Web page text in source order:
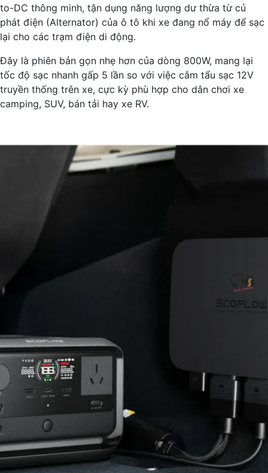
to-DC thông minh, tận dụng năng lượng dư thừa từ củ
phát điện (Alternator) của ô tô khi xe đang nổ máy để sạc
lại cho các trạm điện di động.
Đây là phiên bản gọn nhẹ hơn của dòng 800W, mang lại
tốc độ sạc nhanh gấp 5 lần so với việc cắm tẩu sạc 12V
truyền thống trên xe, cực kỳ phù hợp cho dân chơi xe
camping, SUV, bán tải hay xe RV.